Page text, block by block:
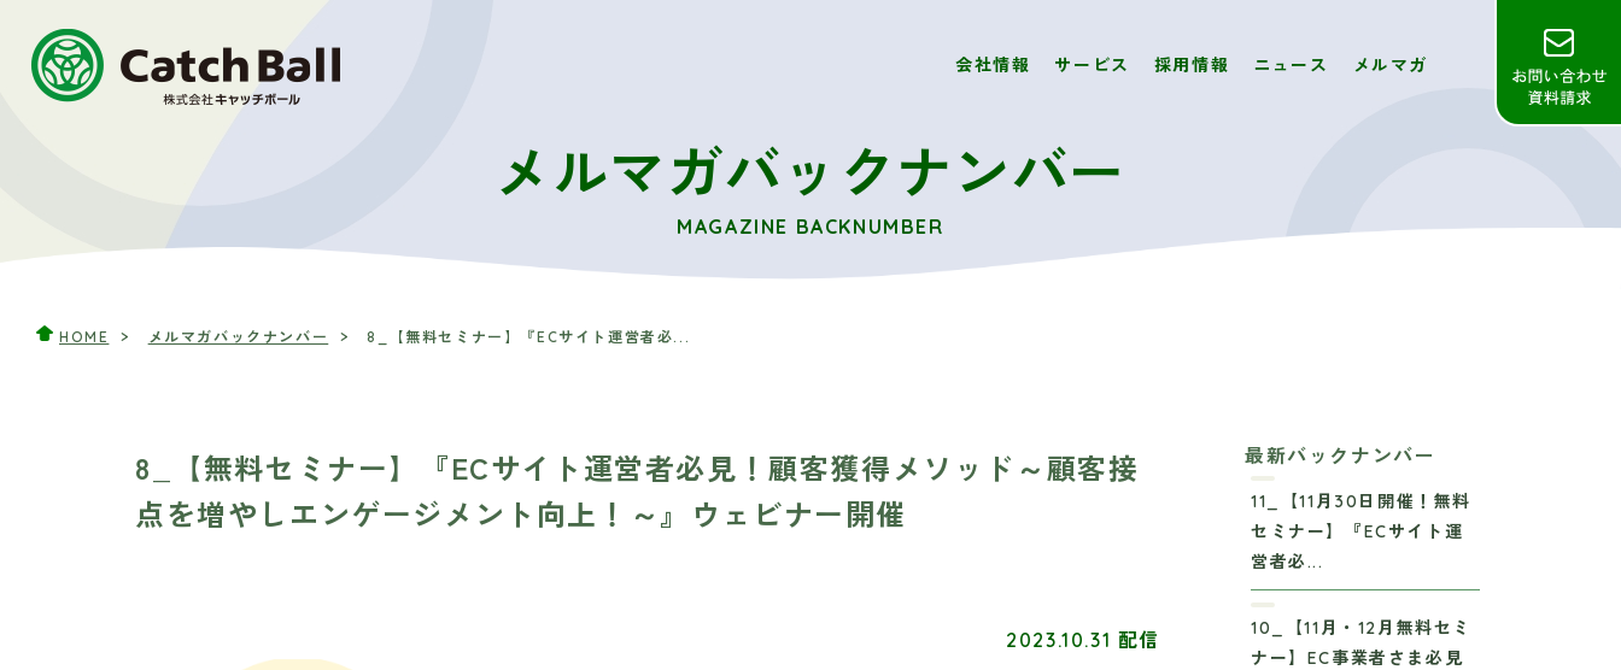
会社情報 サービス 採用情報 ニュース メルマガ
メルマガバックナンバー
MAGAZINE BACKNUMBER
HOME メルマガバックナンバー 8_【無料セミナー】『ECサイト運営者必...
8_【無料セミナー】『ECサイト運営者必見！顧客獲得メソッド～顧客接
点を増やしエンゲージメント向上！～』ウェビナー開催
2023.10.31 配信
最新バックナンバー
11_【11月30日開催！無料
セミナー】『ECサイト運
営者必...
10_【11月・12月無料セミ
ナー】EC事業者さま必見